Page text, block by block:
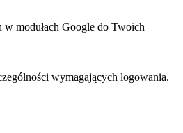
w modułach Google do Twoich
wymagających logowania.